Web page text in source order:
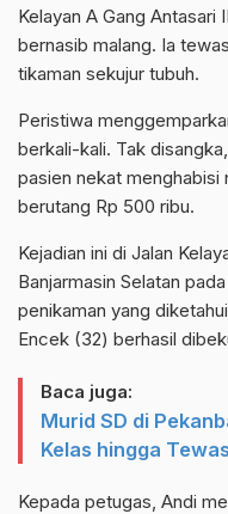
Kelayan A Gang Antasari
bernasib malang. Ia
tikaman sekujur tubuh.
Peristiwa
berkali-kali. Tak
pasien nekat
berutang Rp 500 ribu.
Kejadian ini di Jalan
Banjarmasin Selatan
penikaman yang
Encek (32) berhasil
Baca juga:
Murid SD di
Kelas hingga
Kepada petugas, Andi